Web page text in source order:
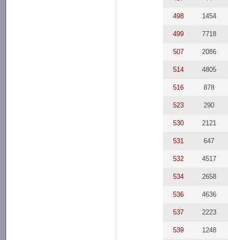
498 1454
499 7718
507 2086
514 4805
516 878
523 290
530 2121
531 647
532 4517
534 2658
536 4636
537 2223
539 1248